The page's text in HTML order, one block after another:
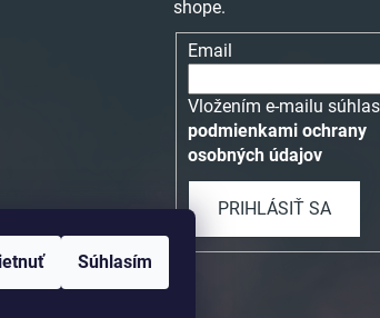
Súhlasím
shope.
Email
Vložením e-mailu
podmienkami ochrany
osobných údajov
PRIHLÁSIŤ SA